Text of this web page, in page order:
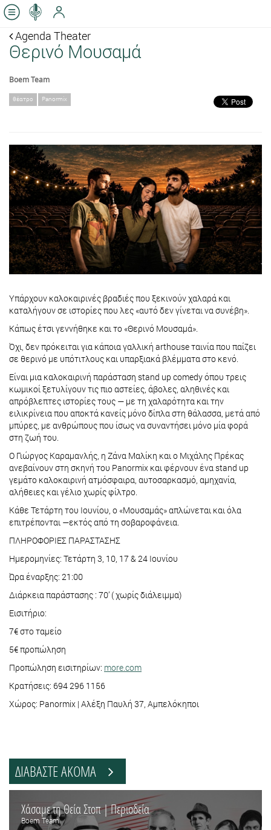
Agenda Theater
Θερινό Μουσαμά
Boem Team
θέατρο Panormix
Υπάρχουν καλοκαιρινές βραδιές που ξεκινούν χαλαρά και
καταλήγουν σε ιστορίες που λες «αυτό δεν γίνεται να συνέβη».
Κάπως έτσι γεννήθηκε και το «Θερινό Μουσαμά».
Όχι, δεν πρόκειται για κάποια γαλλική arthouse ταινία που παίζει
σε θερινό με υπότιτλους και υπαρξιακά βλέμματα στο κενό.
Είναι μια καλοκαιρινή παράσταση stand up comedy όπου τρεις
κωμικοί ξετυλίγουν τις πιο αστείες, άβολες, αληθινές και
απρόβλεπτες ιστορίες τους — με τη χαλαρότητα και την
ειλικρίνεια που αποκτά κανείς μόνο δίπλα στη θάλασσα, μετά από
μπύρες, με ανθρώπους που ίσως να συναντήσει μόνο μία φορά
στη ζωή του.
Ο Γιώργος Καραμανλής, η Ζάνα Μαλίκη και ο Μιχάλης Πρέκας
ανεβαίνουν στη σκηνή του Panormix και φέρνουν ένα stand up
γεμάτο καλοκαιρινή ατμόσφαιρα, αυτοσαρκασμό, αμηχανία,
αλήθειες και γέλιο χωρίς φίλτρο.
Κάθε Τετάρτη του Ιουνίου, ο «Μουσαμάς» απλώνεται και όλα
επιτρέπονται —εκτός από τη σοβαροφάνεια.
ΠΛΗΡΟΦΟΡΙΕΣ ΠΑΡΑΣΤΑΣΗΣ
Ημερομηνίες: Τετάρτη 3, 10, 17 & 24 Ιουνίου
Ώρα έναρξης: 21:00
Διάρκεια παράστασης : 70’ ( χωρίς διάλειμμα)
Εισιτήριο:
7€ στο ταμείο
5€ προπώληση
Προπώληση εισιτηρίων: more.com
Κρατήσεις: 694 296 1156
Χώρος: Panormix | Αλέξη Παυλή 37, Αμπελόκηποι
ΔΙΑΒΑΣΤΕ ΑΚΟΜΑ
Χάσαμε τη Θεία Στοπ | Περιοδεία
Boem Team